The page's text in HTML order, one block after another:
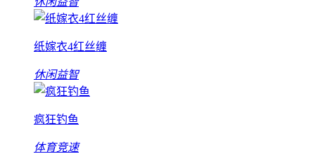
纸嫁衣4红丝缠
休闲益智
疯狂钓鱼
体育竞速